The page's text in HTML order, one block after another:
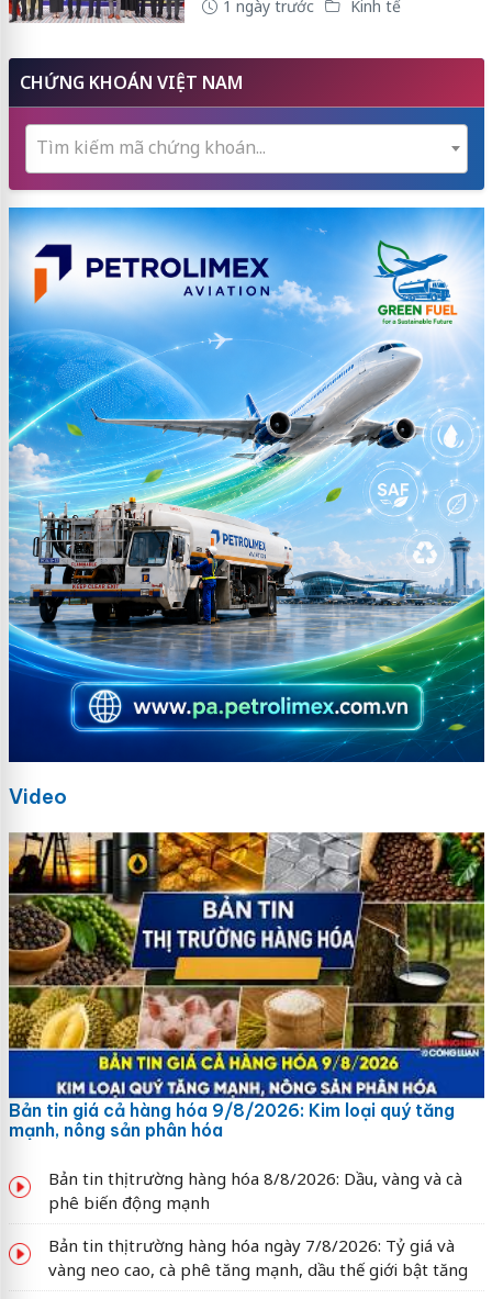
1 ngày trước Kinh tế
CHỨNG KHOÁN VIỆT NAM
Tìm kiếm mã chứng khoán...
Video
Bản tin giá cả hàng hóa 9/8/2026: Kim loại quý tăng
mạnh, nông sản phân hóa
Bản tin thị trường hàng hóa 8/8/2026: Dầu, vàng và cà
phê biến động mạnh
Bản tin thị trường hàng hóa ngày 7/8/2026: Tỷ giá và
vàng neo cao, cà phê tăng mạnh, dầu thế giới bật tăng